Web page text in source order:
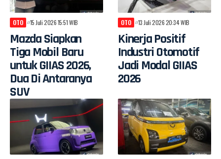
OTO 15 Juli 2026 15:51 WIB
Mazda Siapkan
Tiga Mobil Baru
untuk GIIAS 2026,
Dua Di Antaranya
SUV
OTO 13 Juli 2026 20:34 WIB
Kinerja Positif
Industri Otomotif
Jadi Modal GIIAS
2026